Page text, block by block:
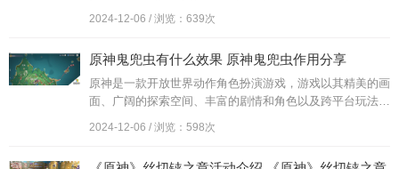
的对答不仅在战斗中表现出色，还有着深厚的背景故事和独
特的人设设计，让玩家们对他产生了浓厚的兴趣和喜爱。无
不可或缺的力量和支持。
2024-12-06 / 浏览：639次
原神鬼兜虫有什么效果 原神鬼兜虫作用分享
原神是一款开放世界动作角色扮演游戏，游戏以其精美的画
面、广阔的探索空间、丰富的剧情和角色以及跨平台玩法而
受到全球玩家的喜爱。游戏中有着各种培养材料可以提升角
色、武器的等级上限。而鬼兜虫就是游戏中的一个重要材
2024-12-06 / 浏览：598次